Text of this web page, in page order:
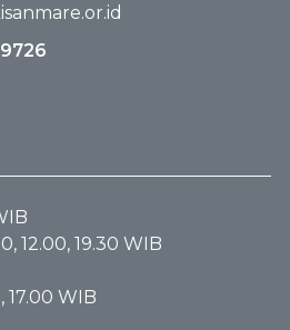
12.00, 19.30 WIB
17.00 WIB